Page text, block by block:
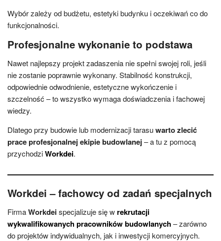
Wybór zależy od budżetu, estetyki budynku i oczekiwań co do
funkcjonalności.
Profesjonalne wykonanie to podstawa
Nawet najlepszy projekt zadaszenia nie spełni swojej roli, jeśli
nie zostanie poprawnie wykonany. Stabilność konstrukcji,
odpowiednie odwodnienie, estetyczne wykończenie i
szczelność – to wszystko wymaga doświadczenia i fachowej
wiedzy.
Dlatego przy budowie lub modernizacji tarasuwarto zlecić
prace profesjonalnej ekipie budowlanej– a tu z pomocą
przychodziWorkdei.
Workdei – fachowcy od zadań specjalnych
FirmaWorkdeispecjalizuje się w rekrutacji
wykwalifikowanych pracowników budowlanych– zarówno
do projektów indywidualnych, jak i inwestycji komercyjnych.